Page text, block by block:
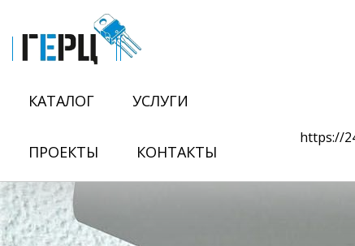
КАТАЛОГ УСЛУГИ
ПРОЕКТЫ КОНТАКТЫ
https://